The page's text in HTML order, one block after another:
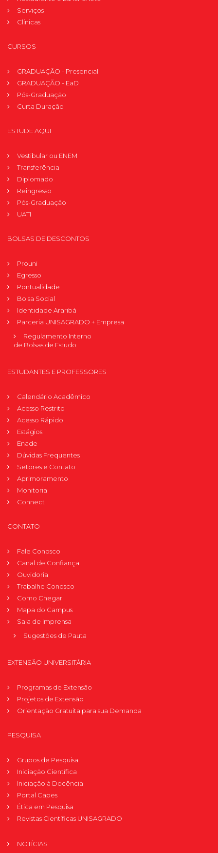
Serviços
Clínicas
CURSOS
GRADUAÇÃO - Presencial
GRADUAÇÃO - EaD
Pós-Graduação
Curta Duração
ESTUDE AQUI
Vestibular ou ENEM
Transferência
Diplomado
Reingresso
Pós-Graduação
UATI
BOLSAS DE DESCONTOS
Prouni
Egresso
Pontualidade
Bolsa Social
Identidade Araribá
Parceria UNISAGRADO + Empresa
Regulamento Interno
de Bolsas de Estudo
ESTUDANTES E PROFESSORES
Calendário Acadêmico
Acesso Restrito
Acesso Rápido
Estágios
Enade
Dúvidas Frequentes
Setores e Contato
Aprimoramento
Monitoria
Connect
CONTATO
Fale Conosco
Canal de Confiança
Ouvidoria
Trabalhe Conosco
Como Chegar
Mapa do Campus
Sala de Imprensa
Sugestões de Pauta
EXTENSÃO UNIVERSITÁRIA
Programas de Extensão
Projetos de Extensão
Orientação Gratuita para sua Demanda
PESQUISA
Grupos de Pesquisa
Iniciação Científica
Iniciação à Docência
Portal Capes
Ética em Pesquisa
Revistas Científicas UNISAGRADO
NOTÍCIAS